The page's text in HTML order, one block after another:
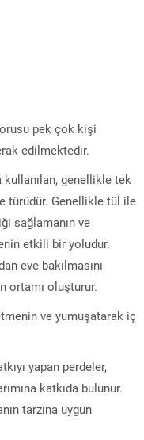
pek çok kişi
edilmektedir.
kullanılan, genellikle tek
türüdür. Genellikle tül ile
sağlamanın ve
etkili bir yoludur.
eve bakılmasını
ortamı oluşturur.
ve yumuşatarak iç
yapan perdeler,
katkıda bulunur.
tarzına uygun